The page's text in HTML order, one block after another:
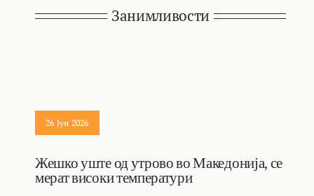
Занимливости
26 Јун 2026
Жешко уште од утрово во Македонија, се
мерат високи температури